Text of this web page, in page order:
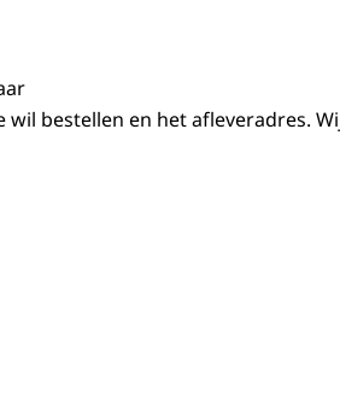
wil bestellen en het afleveradres.